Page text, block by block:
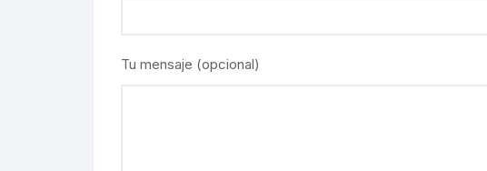
Tu mensaje (opcional)